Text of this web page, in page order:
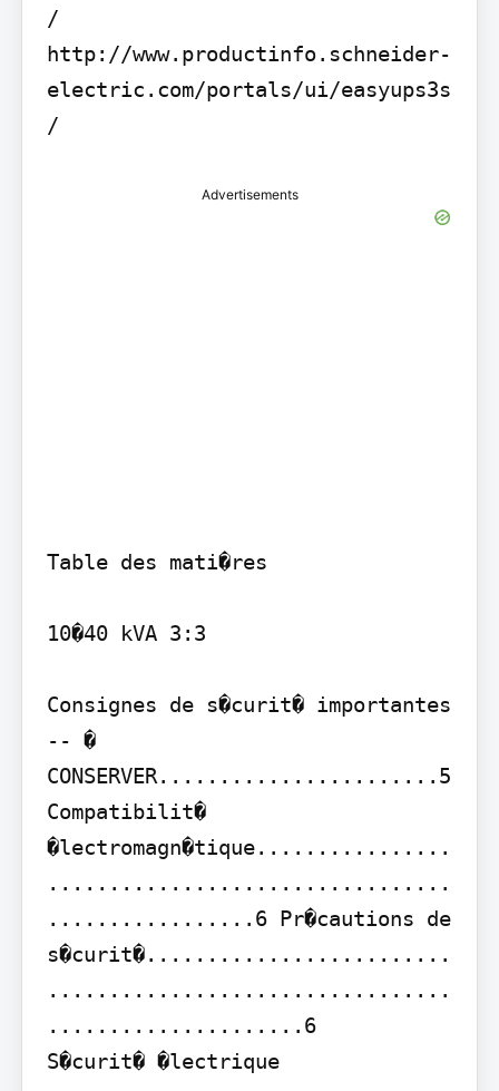
/
http://www.productinfo.schneider-
electric.com/portals/ui/easyups3s
/
Advertisements
Table des mati�res
10�40 kVA 3:3
Consignes de s�curit� importantes
-- �
CONSERVER.......................5
Compatibilit�
�lectromagn�tique................
.................................
.................6 Pr�cautions de
s�curit�.........................
.................................
.....................6
S�curit� �lectrique